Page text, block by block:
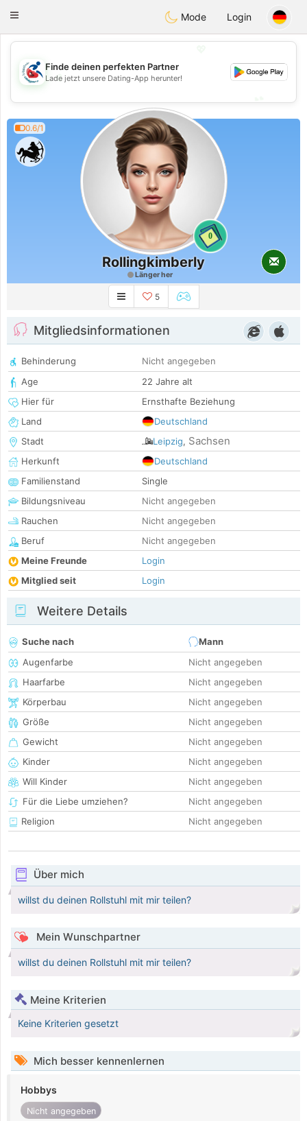
Handi Space
Toggle
Mode Login
💖
💕
Finde deinen perfekten Partner
Lade jetzt unsere Dating-App herunter!
0.6/1
0
Rollingkimberly
Länger her
5
Mitgliedsinformationen
Behinderung
Nicht angegeben
Age
22 Jahre alt
Hier für
Ernsthafte Beziehung
Land
Deutschland
Stadt
Leipzig, Sachsen
Herkunft
Deutschland
Familienstand
Single
Bildungsniveau
Nicht angegeben
Rauchen
Nicht angegeben
Beruf
Nicht angegeben
Meine Freunde
Login
Mitglied seit
Login
Weitere Details
Suche nach
Mann
Augenfarbe
Nicht angegeben
Haarfarbe
Nicht angegeben
Körperbau
Nicht angegeben
Größe
Nicht angegeben
Gewicht
Nicht angegeben
Kinder
Nicht angegeben
Will Kinder
Nicht angegeben
Für die Liebe umziehen?
Nicht angegeben
Religion
Nicht angegeben
Über mich
willst du deinen Rollstuhl mit mir teilen?
Mein Wunschpartner
willst du deinen Rollstuhl mit mir teilen?
Meine Kriterien
Keine Kriterien gesetzt
Mich besser kennenlernen
Hobbys
Nicht angegeben